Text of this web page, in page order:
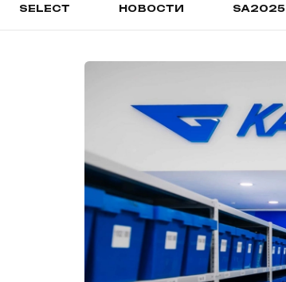
SELECT НОВОСТИ SA2025